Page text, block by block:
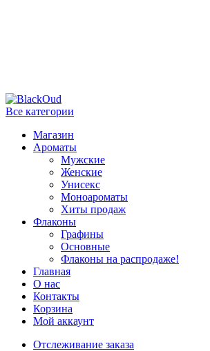
Все категории
Магазин
Ароматы
Мужские
Женские
Унисекс
Моноароматы
Хиты продаж
Флаконы
Графины
Основные
Флаконы на распродаже!
Главная
О нас
Контакты
Корзина
Мой аккаунт
Отслеживание заказа